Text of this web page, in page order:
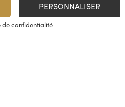
AJOUTER
PERSONNALISER
de confidentialité